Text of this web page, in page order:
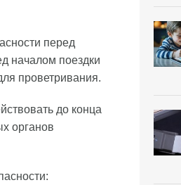
перед
началом поездки
проветривания.
до конца
органов